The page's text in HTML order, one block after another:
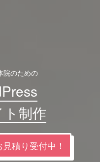
院のための
制作
積り受付中！